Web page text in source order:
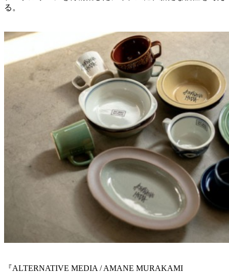
る。
『ALTERNATIVE MEDIA / AMANE MURAKAMI